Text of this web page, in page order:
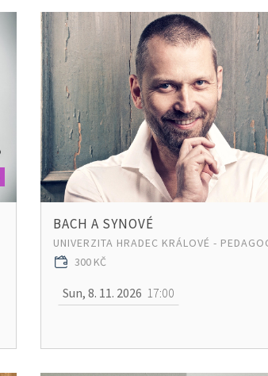
BACH A SYNOVÉ
300 KČ
Sun, 8. 11. 2026 17:00